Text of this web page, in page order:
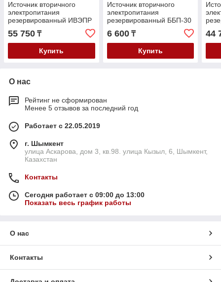
Источник вторичного
электропитания
резервированный ИВЭПР
12/5 2х17
55 750 ₸
Купить
Источник вторичного
электропитания
резервированный ББП-30
(металлический корпус)
6 600₸
Купить
44
О нас
Рейтинг не сформирован
Менее 5 отзывов за последний год
Работает с 22.05.2019
г. Шымкент
улица Аскарова, дом 3, кв.98. улица Кызыл, 6, Шымкент,
Казахстан
Контакты
Сегодня работает с 09:00 до 13:00
Показать весь график работы
О нас
Контакты